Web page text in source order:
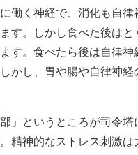
働く神経で、消化も自
す。しかし食べた後は
す。食べたら後は自律
かし、胃や腸や自律神
」というところが司令
精神的なストレス刺激